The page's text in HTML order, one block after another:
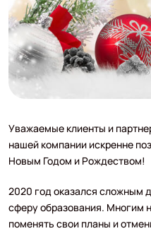
Уважаемые клиенты и
нашей компании искренне
Новым Годом и Рождеством!
2020 год оказался сложным
сферу образования. Многим
поменять свои планы и